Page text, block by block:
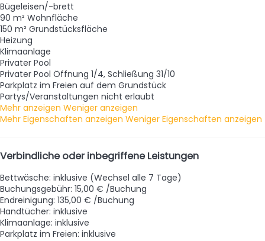
Bügeleisen/-brett
90 m² Wohnfläche
150 m² Grundstücksfläche
Heizung
Klimaanlage
Privater Pool
Privater Pool Öffnung 1/4, Schließung 31/10
Parkplatz im Freien auf dem Grundstück
Partys/Veranstaltungen nicht erlaubt
Mehr anzeigen Weniger anzeigen
Mehr Eigenschaften anzeigen Weniger Eigenschaften anzeigen
Verbindliche oder inbegriffene Leistungen
Bettwäsche: inklusive (Wechsel alle 7 Tage)
Buchungsgebühr: 15,00 € /Buchung
Endreinigung: 135,00 € /Buchung
Handtücher: inklusive
Klimaanlage: inklusive
Parkplatz im Freien: inklusive